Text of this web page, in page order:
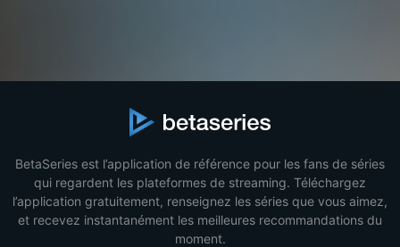
BetaSeries est l’application de référence pour les fans de séries
qui regardent les plateformes de streaming. Téléchargez
l’application gratuitement, renseignez les séries que vous aimez,
et recevez instantanément les meilleures recommandations du
moment.